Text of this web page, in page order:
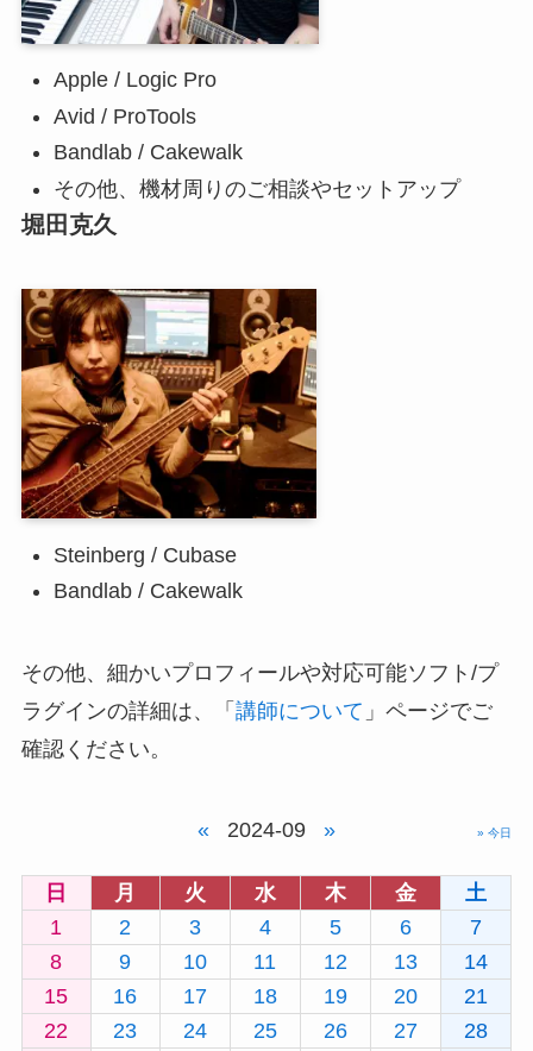
Apple / Logic Pro
Avid / ProTools
Bandlab / Cakewalk
その他、機材周りのご相談やセットアップ
堀田克久
Steinberg / Cubase
Bandlab / Cakewalk
その他、細かいプロフィールや対応可能ソフト/プ
ラグインの詳細は、「 講師について 」ページでご
確認ください。
« 2024-09 » » 今日
日 月 火 水 木 金
土
1
2 3 4 5 6
7
8
9 10 11 12 13
14
15
16 17 18 19 20
21
22
23 24 25 26 27
28